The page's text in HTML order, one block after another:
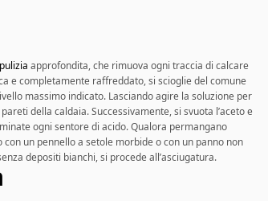
pulizia approfondita, che rimuova ogni traccia di calcare
e completamente raffreddato, si scioglie del comune
massimo indicato. Lasciando agire la soluzione per
della caldaia. Successivamente, si svuota l’aceto e
ogni sentore di acido. Qualora permangano
un pennello a setole morbide o con un panno non
depositi bianchi, si procede all’asciugatura.